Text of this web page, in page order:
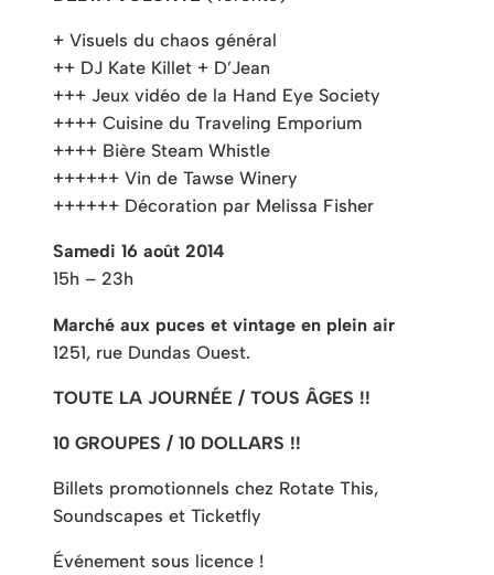
+ Visuels du chaos général
++ DJ Kate Killet + D’Jean
+++ Jeux vidéo de la Hand Eye Society
++++ Cuisine du Traveling Emporium
++++ Bière Steam Whistle
++++++ Vin de Tawse Winery
++++++ Décoration par Melissa Fisher
Samedi 16 août 2014
15h – 23h
Marché aux puces et vintage en plein air
1251, rue Dundas Ouest.
TOUTE LA JOURNÉE / TOUS ÂGES !!
10 GROUPES / 10 DOLLARS !!
Billets promotionnels chez Rotate This,
Soundscapes et Ticketfly
Événement sous licence !